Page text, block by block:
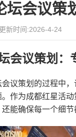
坛会议策
更新时间:2026-4-24
会议策划：
议策划的过程中
作为成都红星活
能确保每一个细